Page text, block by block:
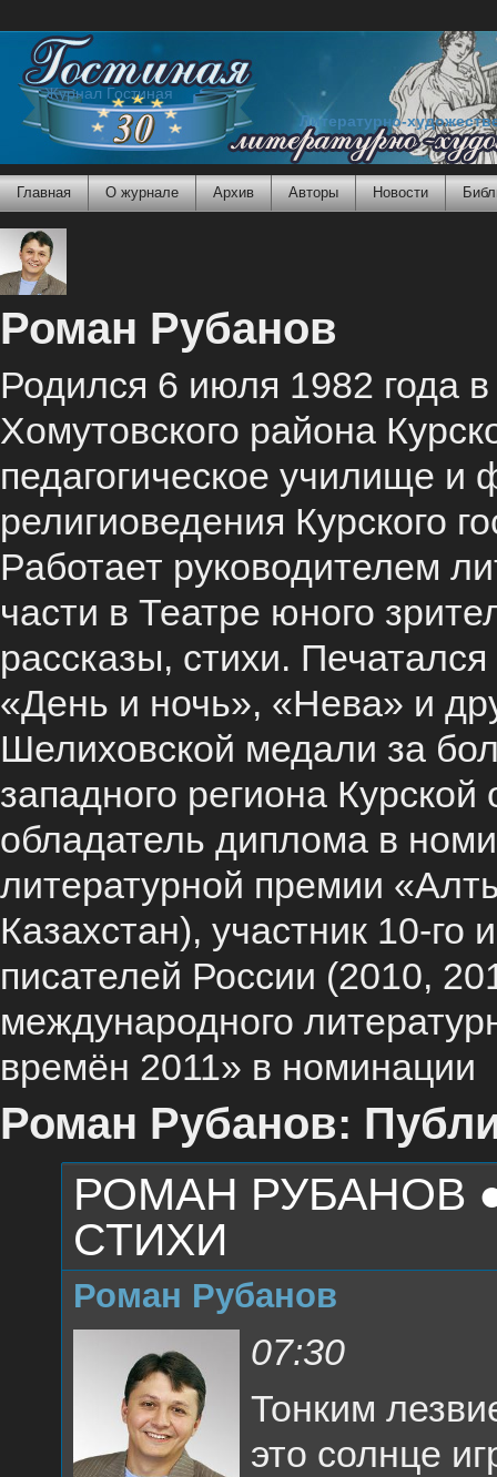
Журнал Гостиная
Литературно-
Главная О журнале Архив Авторы Новости
Роман Рубанов
Родился 6 июля 1982 года
Хомутовского района
педагогическое училище и
религиоведения Курского
Работает руководителем
части в Театре юного
рассказы, стихи.
«День и ночь», «Нева» и
Шелиховской медали за
западного региона
обладатель диплома в
литературной премии
Казахстан), участник 10-
писателей России (2010,
международного
времён 2011» в номинации
Роман Рубанов:
РОМАН РУБАНОВ
СТИХИ
Роман Рубанов
07:30
Тонким
это солнце